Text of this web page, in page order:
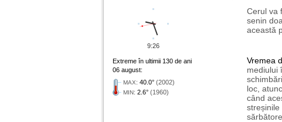
Cerul va
senin
această
Extreme în ultimii 130 de ani
06 august:
MAX: 40.0° (2002)
MIN: 2.6° (1960)
Vremea
mediului
loc,
când
streșinile
9:26